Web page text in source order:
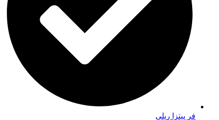
فر پیتزا ریلی